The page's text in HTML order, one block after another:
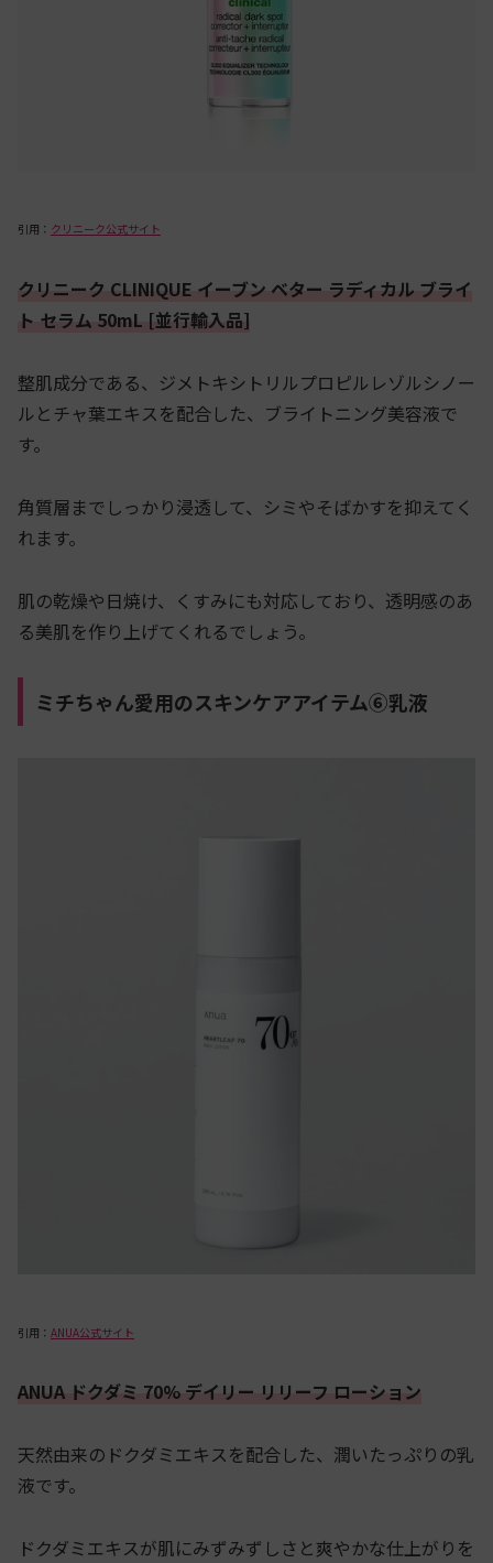
引用： クリニーク公式サイト
クリニーク CLINIQUE イーブン ベター ラディカル ブライ
ト セラム 50mL [並行輸入品]
整肌成分である、ジメトキシトリルプロピルレゾルシノー
ルとチャ葉エキスを配合した、ブライトニング美容液で
す。
角質層までしっかり浸透して、シミやそばかすを抑えてく
れます。
肌の乾燥や日焼け、くすみにも対応しており、透明感のあ
る美肌を作り上げてくれるでしょう。
ミチちゃん愛用のスキンケアアイテム⑥乳液
引用： ANUA公式サイト
ANUA ドクダミ 70% デイリー リリーフ ローション
天然由来のドクダミエキスを配合した、潤いたっぷりの乳
液です。
ドクダミエキスが肌にみずみずしさと爽やかな仕上がりを